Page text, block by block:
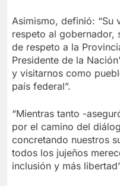
Asimismo, definió: “Su
respeto al gobernador,
de respeto a la
Presidente de la
y visitarnos como
país federal”.
“Mientras tanto -
por el camino del
concretando nuestros
todos los jujeños
inclusión y más